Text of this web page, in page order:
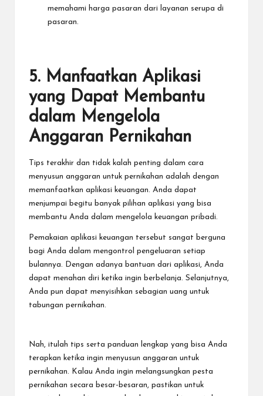
memahami harga pasaran dari layanan serupa di
pasaran.
5. Manfaatkan Aplikasi
yang Dapat Membantu
dalam Mengelola
Anggaran Pernikahan
Tips terakhir dan tidak kalah penting dalam cara
menyusun anggaran untuk pernikahan adalah dengan
memanfaatkan aplikasi keuangan. Anda dapat
menjumpai begitu banyak pilihan aplikasi yang bisa
membantu Anda dalam mengelola keuangan pribadi.
Pemakaian aplikasi keuangan tersebut sangat berguna
bagi Anda dalam mengontrol pengeluaran setiap
bulannya. Dengan adanya bantuan dari aplikasi, Anda
dapat menahan diri ketika ingin berbelanja. Selanjutnya,
Anda pun dapat menyisihkan sebagian uang untuk
tabungan pernikahan.
Nah, itulah tips serta panduan lengkap yang bisa Anda
terapkan ketika ingin menyusun anggaran untuk
pernikahan. Kalau Anda ingin melangsungkan pesta
pernikahan secara besar-besaran, pastikan untuk